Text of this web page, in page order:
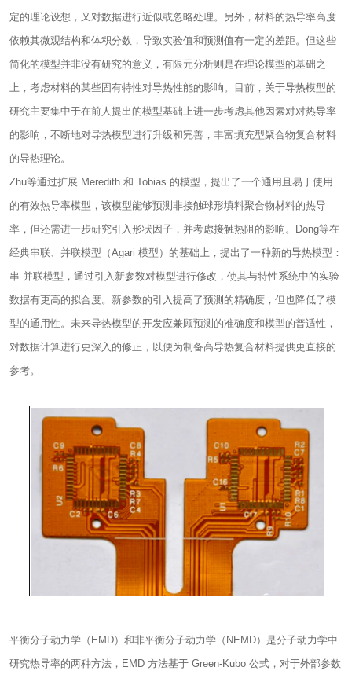
定的理论设想，又对数据进行近似或忽略处理。另外，材料的热导率高度
依赖其微观结构和体积分数，导致实验值和预测值有一定的差距。但这些
简化的模型并非没有研究的意义，有限元分析则是在理论模型的基础之
上，考虑材料的某些固有特性对导热性能的影响。目前，关于导热模型的
研究主要集中于在前人提出的模型基础上进一步考虑其他因素对对热导率
的影响，不断地对导热模型进行升级和完善，丰富填充型聚合物复合材料
的导热理论。
Zhu等通过扩展 Meredith 和 Tobias 的模型，提出了一个通用且易于使用
的有效热导率模型，该模型能够预测非接触球形填料聚合物材料的热导
率，但还需进一步研究引入形状因子，并考虑接触热阻的影响。Dong等在
经典串联、并联模型（Agari 模型）的基础上，提出了一种新的导热模型：
串-并联模型，通过引入新参数对模型进行修改，使其与特性系统中的实验
数据有更高的拟合度。新参数的引入提高了预测的精确度，但也降低了模
型的通用性。未来导热模型的开发应兼顾预测的准确度和模型的普适性，
对数据计算进行更深入的修正，以便为制备高导热复合材料提供更直接的
参考。
平衡分子动力学（EMD）和非平衡分子动力学（NEMD）是分子动力学中
研究热导率的两种方法，EMD 方法基于 Green-Kubo 公式，对于外部参数